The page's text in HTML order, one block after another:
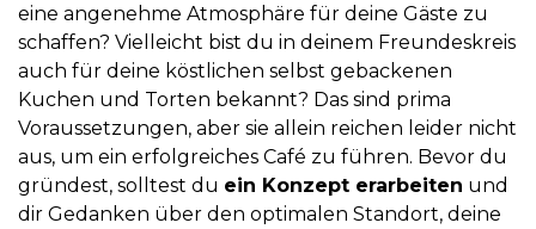
eine angenehme Atmosphäre für deine Gäste zu
schaffen? Vielleicht bist du in deinem Freundeskreis
auch für deine köstlichen selbst gebackenen
Kuchen und Torten bekannt? Das sind prima
Voraussetzungen, aber sie allein reichen leider nicht
aus, um ein erfolgreiches Café zu führen. Bevor du
gründest, solltest du ein Konzept erarbeiten und
dir Gedanken über den optimalen Standort, deine